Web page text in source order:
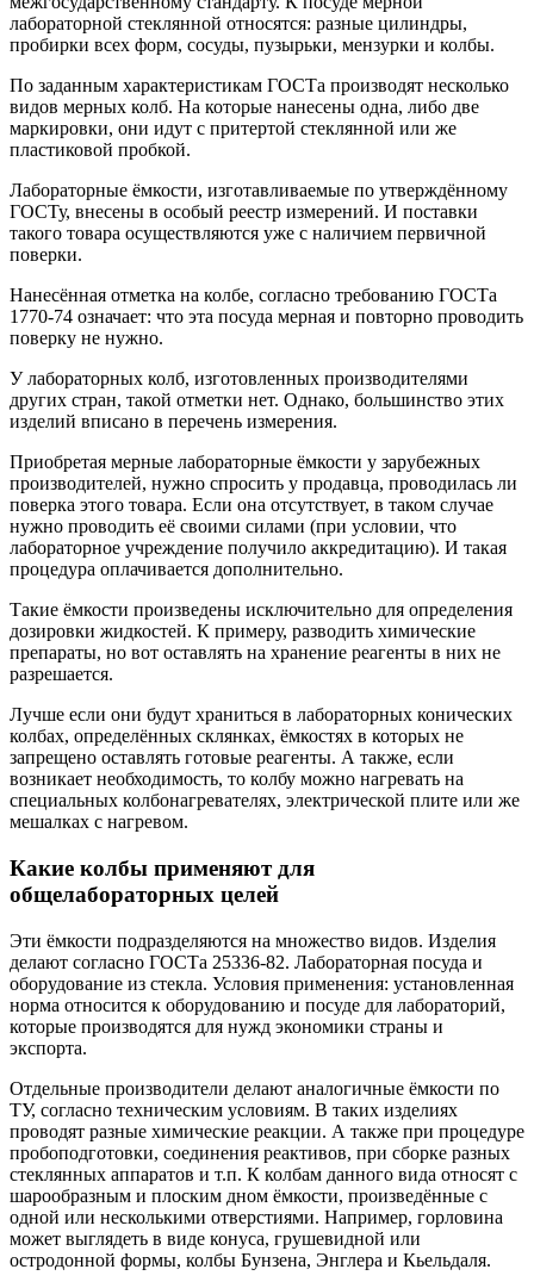
лабораторной стеклянной относятся: разные цилиндры,
пробирки всех форм, сосуды, пузырьки, мензурки и колбы.
По заданным характеристикам ГОСТа производят несколько
видов мерных колб. На которые нанесены одна, либо две
маркировки, они идут с притертой стеклянной или же
пластиковой пробкой.
Лабораторные ёмкости, изготавливаемые по утверждённому
ГОСТу, внесены в особый реестр измерений. И поставки
такого товара осуществляются уже с наличием первичной
поверки.
Нанесённая отметка на колбе, согласно требованию ГОСТа
1770-74 означает: что эта посуда мерная и повторно проводить
поверку не нужно.
У лабораторных колб, изготовленных производителями
других стран, такой отметки нет. Однако, большинство этих
изделий вписано в перечень измерения.
Приобретая мерные лабораторные ёмкости у зарубежных
производителей, нужно спросить у продавца, проводилась ли
поверка этого товара. Если она отсутствует, в таком случае
нужно проводить её своими силами (при условии, что
лабораторное учреждение получило аккредитацию). И такая
процедура оплачивается дополнительно.
Такие ёмкости произведены исключительно для определения
дозировки жидкостей. К примеру, разводить химические
препараты, но вот оставлять на хранение реагенты в них не
разрешается.
Лучше если они будут храниться в лабораторных конических
колбах, определённых склянках, ёмкостях в которых не
запрещено оставлять готовые реагенты. А также, если
возникает необходимость, то колбу можно нагревать на
специальных колбонагревателях, электрической плите или же
мешалках с нагревом.
Какие колбы применяют для
общелабораторных целей
Эти ёмкости подразделяются на множество видов. Изделия
делают согласно ГОСТа 25336-82. Лабораторная посуда и
оборудование из стекла. Условия применения: установленная
норма относится к оборудованию и посуде для лабораторий,
которые производятся для нужд экономики страны и
экспорта.
Отдельные производители делают аналогичные ёмкости по
ТУ, согласно техническим условиям. В таких изделиях
проводят разные химические реакции. А также при процедуре
пробоподготовки, соединения реактивов, при сборке разных
стеклянных аппаратов и т.п. К колбам данного вида относят с
шарообразным и плоским дном ёмкости, произведённые с
одной или несколькими отверстиями. Например, горловина
может выглядеть в виде конуса, грушевидной или
остродонной формы, колбы Бунзена, Энглера и Кьельдаля.